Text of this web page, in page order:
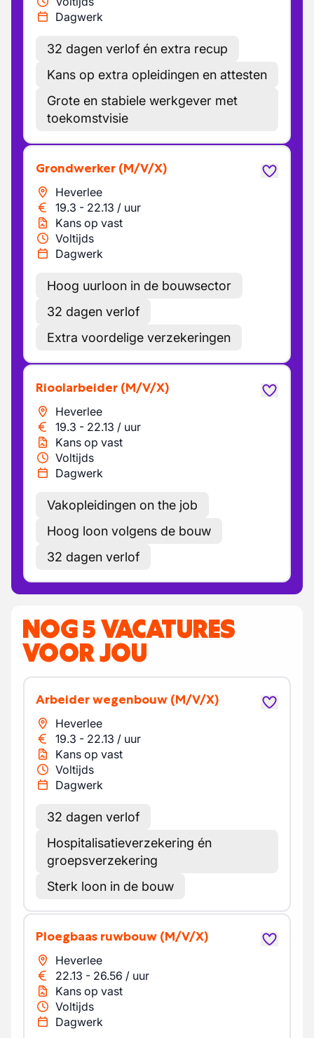
Dagwerk
32 dagen verlof én extra recup
Kans op extra opleidingen en attesten
Grote en stabiele werkgever met
toekomstvisie
Grondwerker (M/V/X)
Heverlee
19.3 - 22.13 / uur
Kans op vast
Voltijds
Dagwerk
Hoog uurloon in de bouwsector
32 dagen verlof
Extra voordelige verzekeringen
Rioolarbeider (M/V/X)
Heverlee
19.3 - 22.13 / uur
Kans op vast
Voltijds
Dagwerk
Vakopleidingen on the job
Hoog loon volgens de bouw
32 dagen verlof
NOG 5 VACATURES
VOOR JOU
Arbeider wegenbouw (M/V/X)
Heverlee
19.3 - 22.13 / uur
Kans op vast
Voltijds
Dagwerk
32 dagen verlof
Hospitalisatieverzekering én
groepsverzekering
Sterk loon in de bouw
Ploegbaas ruwbouw (M/V/X)
Heverlee
22.13 - 26.56 / uur
Kans op vast
Voltijds
Dagwerk